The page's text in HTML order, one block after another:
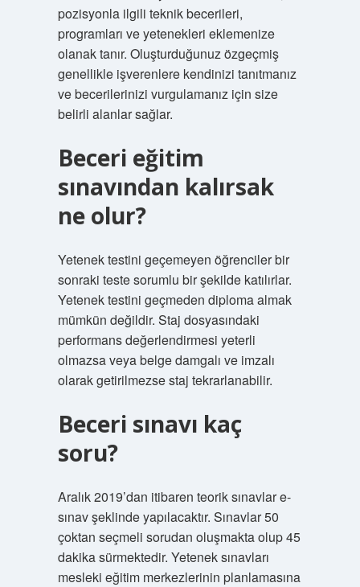
pozisyonla ilgili teknik becerileri,
programları ve yetenekleri eklemenize
olanak tanır. Oluşturduğunuz özgeçmiş
genellikle işverenlere kendinizi tanıtmanız
ve becerilerinizi vurgulamanız için size
belirli alanlar sağlar.
Beceri eğitim
sınavından kalırsak
ne olur?
Yetenek testini geçemeyen öğrenciler bir
sonraki teste sorumlu bir şekilde katılırlar.
Yetenek testini geçmeden diploma almak
mümkün değildir. Staj dosyasındaki
performans değerlendirmesi yeterli
olmazsa veya belge damgalı ve imzalı
olarak getirilmezse staj tekrarlanabilir.
Beceri sınavı kaç
soru?
Aralık 2019’dan itibaren teorik sınavlar e-
sınav şeklinde yapılacaktır. Sınavlar 50
çoktan seçmeli sorudan oluşmakta olup 45
dakika sürmektedir. Yetenek sınavları
mesleki eğitim merkezlerinin planlamasına